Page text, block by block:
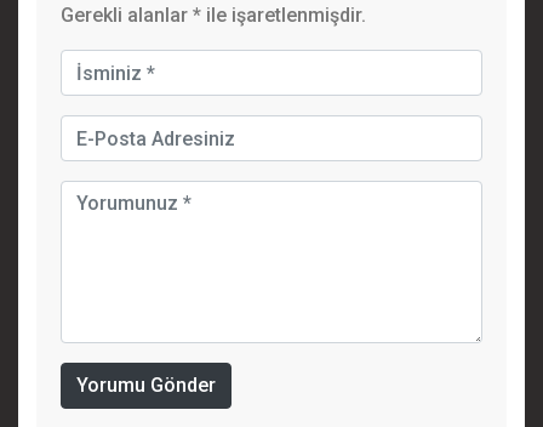
Gerekli alanlar * ile işaretlenmişdir.
Yorumu Gönder